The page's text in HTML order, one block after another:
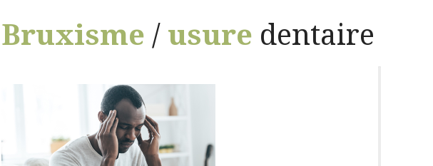
Bruxisme / usure dentaire